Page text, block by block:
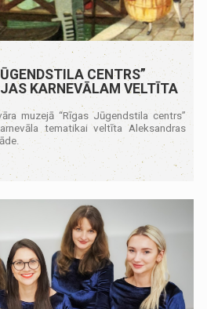
CENTRS”
KARNEVĀLAM VELTĪTA
muzejā “Rīgas Jūgendstila centrs”
tematikai veltīta Aleksandras